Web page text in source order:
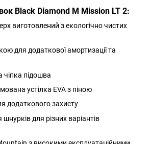
Black Diamond M Mission LT 2:
виготовлений з екологічно чистих
для додаткової амортизації та
підошва
устілка EVA з піною
додаткового захисту
шнурків для різних варіантів